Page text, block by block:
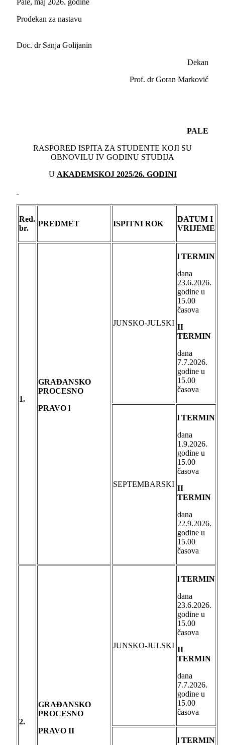
Pale, maj 2026. godine
Prodekan za nastavu
Doc. dr Sanja Golijanin
Dekan
Prof. dr Goran Marković
PALE
RASPORED ISPITA ZA STUDENTE KOJI SU
OBNOVILU IV GODINU STUDIJA
U AKADEMSKOJ 2025/26. GODINI
Red.
br.
PREDMET ISPITNI ROK
DATUM I
VRIJEME
1.
GRAĐANSKO
PROCESNO
PRAVO l
JUNSKO-JULSKI
l TERMIN
dana
23.6.2026.
godine u
15.00
časova
II
TERMIN
dana
7.7.2026.
godine u
15.00
časova
SEPTEMBARSKI
l TERMIN
dana
1.9.2026.
godine u
15.00
časova
II
TERMIN
dana
22.9.2026.
godine u
15.00
časova
2.
GRAĐANSKO
PROCESNO
PRAVO II
JUNSKO-JULSKI
l TERMIN
dana
23.6.2026.
godine u
15.00
časova
II
TERMIN
dana
7.7.2026.
godine u
15.00
časova
l TERMIN